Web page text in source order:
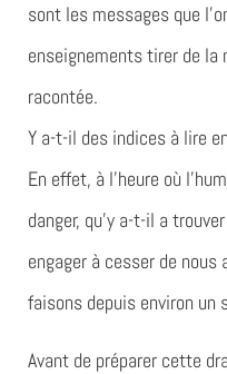
sont les messages que
enseignements tirer de
racontée.
Y a-t-il des indices à lire
En effet, à l’heure où
danger, qu’y a-t-il a
engager à cesser de
faisons depuis environ un
Avant de préparer cette